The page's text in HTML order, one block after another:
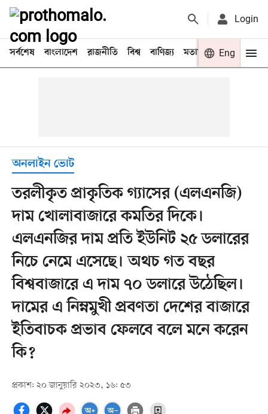
Login
সর্বশেষ বাংলাদেশ রাজনীতি বিশ্ব বাণিজ্য মতামত খেলা
Eng
অনলাইন ভোট
তরলীকৃত প্রাকৃতিক গ্যাসের (এলএনজি)
দাম খোলাবাজারে কমতির দিকে।
এলএনজির দাম প্রতি ইউনিট ২৫ ডলারের
নিচে নেমে এসেছে। অথচ গত বছর
বিশ্ববাজারে এ দাম ৭০ ডলারে উঠেছিল।
দামের এ নিম্নমুখী প্রবণতা দেশের বাজারে
ইতিবাচক প্রভাব ফেলবে বলে মনে করেন
কি?
প্রকাশ: ২০ জানুয়ারি ২০২৩, ১৬: ৫৩